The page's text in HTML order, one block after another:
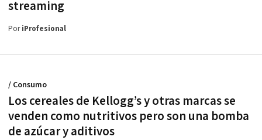
streaming
PoriProfesional
Los cereales de Kellogg’s y otras marcas se
venden como nutritivos pero son una bomba
de azúcar y aditivos
/ Consumo